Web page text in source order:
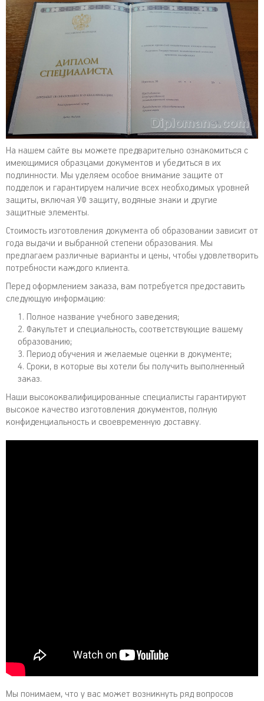
На нашем сайте вы можете предварительно ознакомиться с
имеющимися образцами документов и убедиться в их
подлинности. Мы уделяем особое внимание защите от
подделок и гарантируем наличие всех необходимых уровней
защиты, включая УФ защиту, водяные знаки и другие
защитные элементы.
Стоимость изготовления документа об образовании зависит от
года выдачи и выбранной степени образования. Мы
предлагаем различные варианты и цены, чтобы удовлетворить
потребности каждого клиента.
Перед оформлением заказа, вам потребуется предоставить
следующую информацию:
Полное название учебного заведения;
Факультет и специальность, соответствующие вашему
образованию;
Период обучения и желаемые оценки в документе;
Сроки, в которые вы хотели бы получить выполненный
заказ.
Наши высококвалифицированные специалисты гарантируют
высокое качество изготовления документов, полную
конфиденциальность и своевременную доставку.
Мы понимаем, что у вас может возникнуть ряд вопросов